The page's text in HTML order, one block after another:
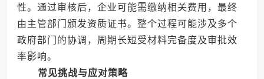
性。通过审核后，企业可能需缴纳相关费用，最终
由主管部门颁发资质证书。整个过程可能涉及多个
政府部门的协调，周期长短受材料完备度及审批效
率影响。
常见挑战与应对策略